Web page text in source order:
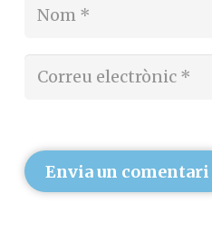
Envia un comentari